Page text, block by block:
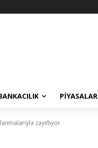
PIYASALAR
zayıflıyor